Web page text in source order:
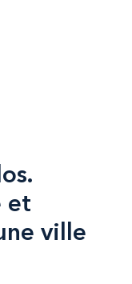
et
ville